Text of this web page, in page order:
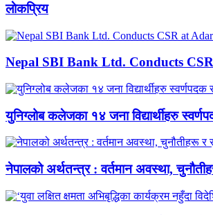
लाेकप्रिय
Nepal SBI Bank Ltd. Conducts
युनिग्लोब कलेजका १४ जना विद्यार्थीहरु
नेपालको अर्थतन्त्र : वर्तमान अवस्था,